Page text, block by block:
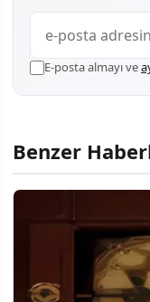
E-posta almayı ve
Benzer